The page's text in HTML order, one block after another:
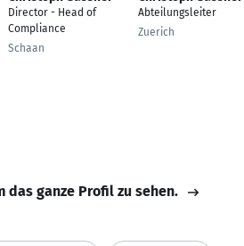
Director - Head of
Compliance
Schaan
Abteilungsleiter
Zuerich
das ganze Profil zu sehen.